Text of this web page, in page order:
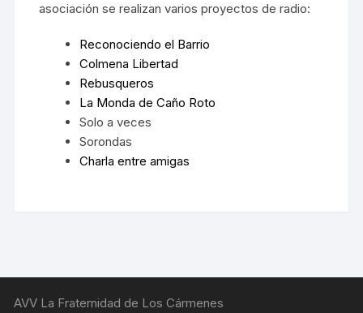
asociación se realizan varios proyectos de radio:
Reconociendo el Barrio
Colmena Libertad
Rebusqueros
La Monda de Caño Roto
Solo a veces
Sorondas
Charla entre amigas
AVV La Fraternidad de Los Cármenes